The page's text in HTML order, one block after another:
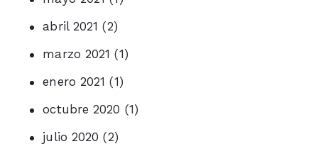
abril 2021 (2)
marzo 2021 (1)
enero 2021 (1)
octubre 2020 (1)
julio 2020 (2)